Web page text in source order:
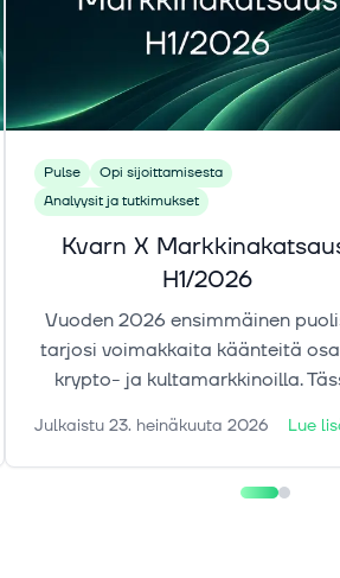
Pulse
Opi sijoittamisesta
Analyysit ja tutkimukset
Kvarn X
H1/2026
Vuoden 2026 ensimmäinen
tarjosi voimakkaita käänteitä
krypto- ja kultamarkkinoilla.
liikkeiden taustalla
tekijöitä sekä keskeisiä riskejä
ajureita, jotka voivat määrittää
Julkaistu 23. heinäkuuta 2026 Lue